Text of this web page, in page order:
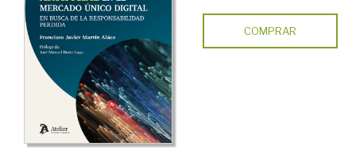
COMPRAR